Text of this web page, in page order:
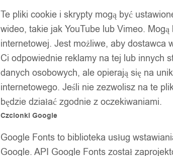
Te pliki cookie i skrypty mogą być
wideo, takie jak YouTube lub Vimeo.
internetowej. Jest możliwe, aby dostawca
Ci odpowiednie reklamy na tej lub innych
danych osobowych, ale opierają się na
internetowego. Jeśli nie zezwolisz na te
będzie działać zgodnie z oczekiwaniami.
Czcionki Google
Google Fonts to biblioteka usług
Google. API Google Fonts został